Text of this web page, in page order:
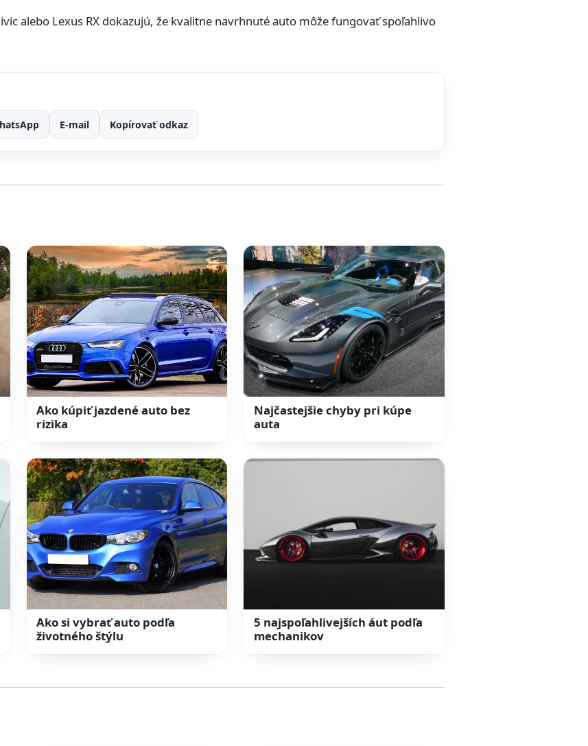
alebo Lexus RX dokazujú, že kvalitne navrhnuté auto môže fungovať spoľahlivo
E-mail Kopírovať odkaz
Ako kúpiť jazdené auto bez
rizika
Najčastejšie chyby pri kúpe
auta
Ako si vybrať auto podľa
životného štýlu
5 najspoľahlivejších áut podľa
mechanikov